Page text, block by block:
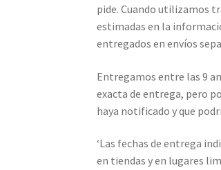
pide. Cuando utilizamos
estimadas en la
entregados en envíos
Entregamos entre las 9
exacta de entrega, pero
haya notificado y que
‘Las fechas de entrega
en tiendas y en lugares